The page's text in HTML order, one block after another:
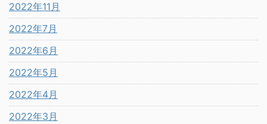
2022年11月
2022年7月
2022年6月
2022年5月
2022年4月
2022年3月